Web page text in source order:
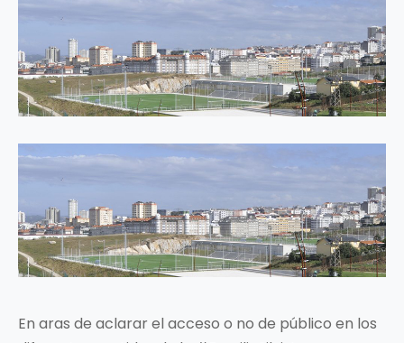
En aras de aclarar el acceso o no de público en los